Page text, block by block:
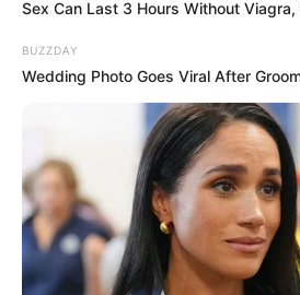
Hefeklöße, in Deutschland,
serviert werden können. Ob
kräftigen Fleischgerichten
mit Vanillesoße – Hefeklöße
und Alt gleichermaßen.
Sex Can Last 3 Hours Without Viagra,
BUZZDAY
Wedding Photo Goes Viral After